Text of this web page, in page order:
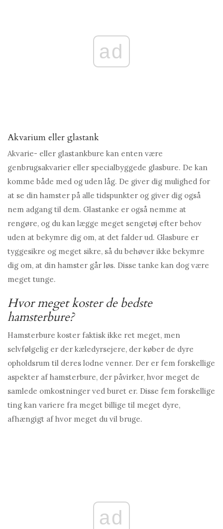
ad
Akvarium eller glastank
Akvarie- eller glastankbure kan enten være
genbrugsakvarier eller specialbyggede glasbure. De kan
komme både med og uden låg. De giver dig mulighed for
at se din hamster på alle tidspunkter og giver dig også
nem adgang til dem. Glastanke er også nemme at
rengøre, og du kan lægge meget sengetøj efter behov
uden at bekymre dig om, at det falder ud. Glasbure er
tyggesikre og meget sikre, så du behøver ikke bekymre
dig om, at din hamster går løs. Disse tanke kan dog være
meget tunge.
Hvor meget koster de bedste
hamsterbure?
Hamsterbure koster faktisk ikke ret meget, men
selvfølgelig er der kæledyrsejere, der køber de dyre
opholdsrum til deres lodne venner. Der er fem forskellige
aspekter af hamsterbure, der påvirker, hvor meget de
samlede omkostninger ved buret er. Disse fem forskellige
ting kan variere fra meget billige til meget dyre,
afhængigt af hvor meget du vil bruge.
ad